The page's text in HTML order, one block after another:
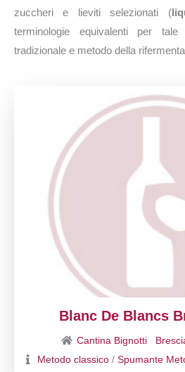
zuccheri e lieviti selezionati (
terminologie equivalenti per
tradizionale e metodo della
Blanc De Blancs
Cantina Bignotti
Metodo classico / Spumante